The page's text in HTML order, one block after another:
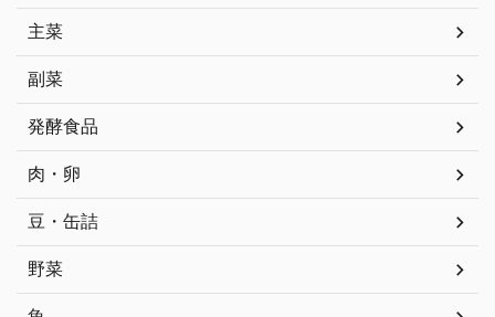
主菜
副菜
発酵食品
肉・卵
豆・缶詰
野菜